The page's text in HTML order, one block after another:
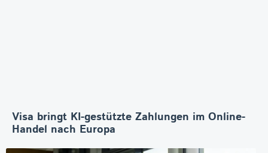
Visa bringt KI-gestützte Zahlungen im Online-
Handel nach Europa